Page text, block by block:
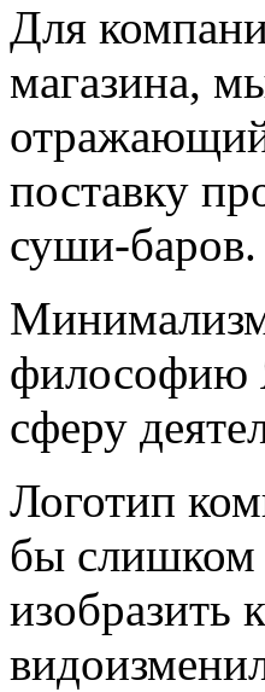
Для
магазина,
поставку
суши-баров.
философию
сферу
Логотип
бы слишком
изобразить